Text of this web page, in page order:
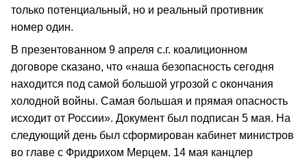
только потенциальный, но и реальный противник
номер один.
В презентованном 9 апреля с.г. коалиционном
договоре сказано, что «наша безопасность сегодня
находится под самой большой угрозой с окончания
холодной войны. Самая большая и прямая опасность
исходит от России». Документ был подписан 5 мая. На
следующий день был сформирован кабинет министров
во главе с Фридрихом Мерцем. 14 мая канцлер